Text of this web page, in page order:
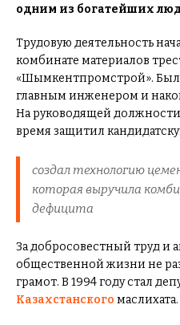
одним из богатейших
Трудовую деятельность
комбинате материалов
«Шымкентпромстрой». Был
главным инженером и
На руководящей должности
время защитил
создал технологию
которая выручила
дефицита
За добросовестный труд и
общественной жизни не
грамот. В 1994 году стал
Казахстанского маслихата.